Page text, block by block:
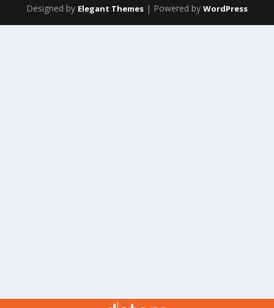
Designed by Elegant Themes | Powered by WordPress